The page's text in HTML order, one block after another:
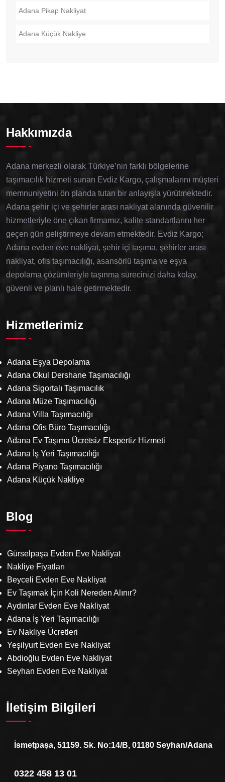
Adana Pikap Nakliyat
Adana Küçük Nakliye
Hakkımızda
Adana merkezli olarak Türkiye’nin farklı bölgelerine
taşımacılık hizmeti sunan Evdiz Kargo, çalışmalarını müşteri
memnuniyetini ön planda tutan bir anlayışla yürütmektedir.
Adana şehir içi ve şehirler arası nakliyat alanında güvenilir
hizmetleriyle öne çıkan firmamız, kalite standartlarını her
geçen gün geliştirmeye devam etmektedir. Evdiz Kargo;
Adana evden eve nakliyat, şehir içi taşıma, şehirler arası
nakliyat, ofis taşımacılığı, asansörlü taşıma ve eşya
depolama çözümleriyle taşınma sürecinizi daha kolay,
güvenli ve planlı hale getirmektedir.
Hizmetlerimiz
Adana Eşya Depolama
Adana Okul Dershane Taşımacılığı
Adana Sigortalı Taşımacılık
Adana Müze Taşımacılığı
Adana Villa Taşımacılığı
Adana Ofis Büro Taşımacılığı
Adana Ev Taşıma Ücretsiz Ekspertiz Hizmeti
Adana İş Yeri Taşımacılığı
Adana Piyano Taşımacılığı
Adana Küçük Nakliye
Blog
Gürselpaşa Evden Eve Nakliyat
Nakliye Fiyatları
Beyceli Evden Eve Nakliyat
Ev Taşımak İçin Koli Nereden Alınır?
Aydınlar Evden Eve Nakliyat
Adana İş Yeri Taşımacılığı
Ev Nakliye Ücretleri
Yeşilyurt Evden Eve Nakliyat
Abdioğlu Evden Eve Nakliyat
Seyhan Evden Eve Nakliyat
İletişim Bilgileri
İsmetpaşa, 51159. Sk. No:14/B, 01180 Seyhan/Adana
0322 458 13 01